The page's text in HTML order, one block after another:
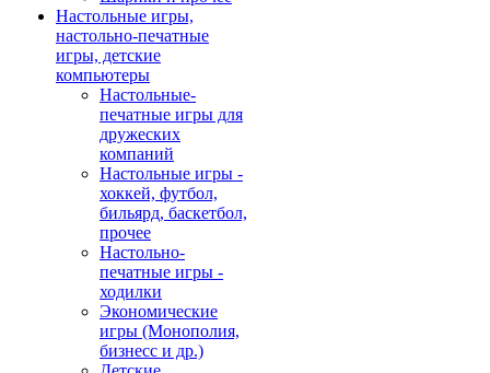
Настольные игры,
настольно-печатные
игры, детские
компьютеры
Настольные-
печатные игры для
дружеских
компаний
Настольные игры -
хоккей, футбол,
бильярд, баскетбол,
прочее
Настольно-
печатные игры -
ходилки
Экономические
игры (Монополия,
бизнесс и др.)